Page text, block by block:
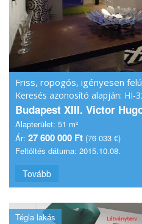
Friss, ropogós, igényesen
Keresés azonosító alapján: HI-
Budapest XIII. Victor
Alapterület: 51 m²
Ár: 27 600 000 Ft (76 033 €)
Feltöltés dátuma: 2015.10.08.
Tovább
Tégla lakás